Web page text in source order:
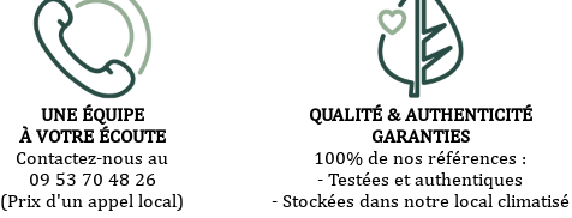
UNE ÉQUIPE
À VOTRE ÉCOUTE
Contactez-nous au
09 53 70 48 26
(Prix d'un appel local)
QUALITÉ & AUTHENTICITÉ
GARANTIES
100% de nos références :
- Testées et authentiques
- Stockées dans notre local climatisé